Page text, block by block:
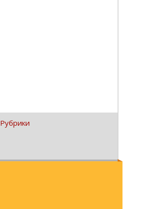
Рубрики